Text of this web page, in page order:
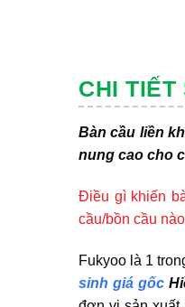
CHI TIẾT
Bàn cầu liền
nung cao cho
Điều gì khiến
cầu/bồn cầu
Fukyoo là 1
sinh giá gốc